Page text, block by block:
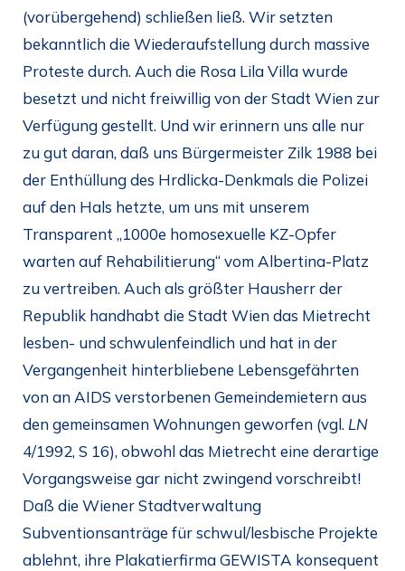
(vorübergehend) schließen ließ. Wir setzten
bekanntlich die Wiederaufstellung durch massive
Proteste durch. Auch die Rosa Lila Villa wurde
besetzt und nicht freiwillig von der Stadt Wien zur
Verfügung gestellt. Und wir erinnern uns alle nur
zu gut daran, daß uns Bürgermeister Zilk 1988 bei
der Enthüllung des Hrdlicka-Denkmals die Polizei
auf den Hals hetzte, um uns mit unserem
Transparent „1000e homosexuelle KZ-Opfer
warten auf Rehabilitierung“ vom Albertina-Platz
zu vertreiben. Auch als größter Hausherr der
Republik handhabt die Stadt Wien das Mietrecht
lesben- und schwulenfeindlich und hat in der
Vergangenheit hinterbliebene Lebensgefährten
von an AIDS verstorbenen Gemeindemietern aus
den gemeinsamen Wohnungen geworfen (vgl.LN
4/1992, S 16), obwohl das Mietrecht eine derartige
Vorgangsweise gar nicht zwingend vorschreibt!
Daß die Wiener Stadtverwaltung
Subventionsanträge für schwul/lesbische Projekte
ablehnt, ihre Plakatierfirma GEWISTA konsequent